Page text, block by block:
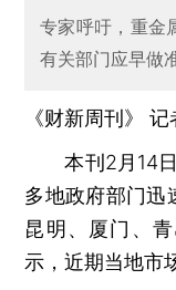
专家呼吁，重金
有关部门应早做
《财新周刊》
本刊2月14日
多地政府部门迅
昆明、厦门、
示，近期当地市